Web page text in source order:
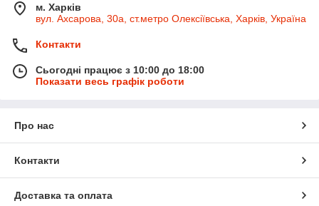
м. Харків
вул. Ахсарова, 30а, ст.метро Олексіївська, Харків, Україна
Контакти
Сьогодні працює з 10:00 до 18:00
Показати весь графік роботи
Про нас
Контакти
Доставка та оплата